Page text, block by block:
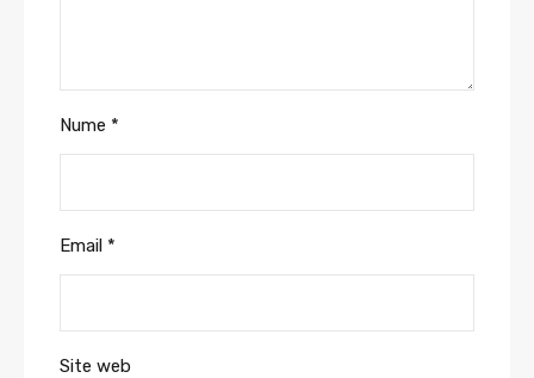
Nume *
Email *
Site web